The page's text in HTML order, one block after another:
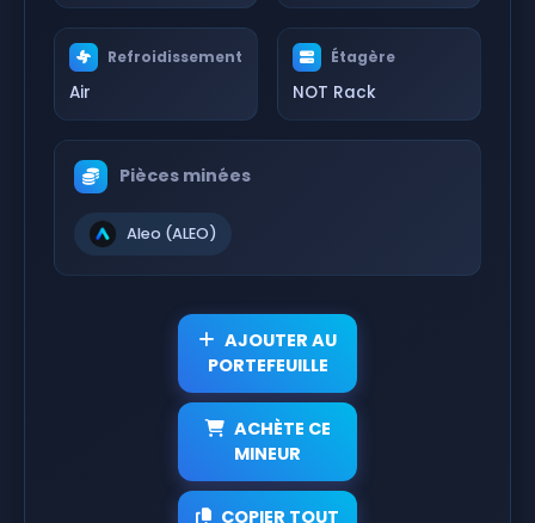
Refroidissement
Air
Étagère
NOT Rack
Pièces minées
Aleo (ALEO)
AJOUTER AU
PORTEFEUILLE
ACHÈTE CE
MINEUR
COPIER TOUT